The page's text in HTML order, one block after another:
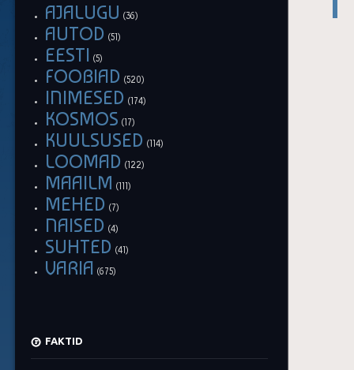
AJALUGU (36)
AUTOD (51)
EESTI (5)
FOOBIAD (520)
INIMESED (174)
KOSMOS (17)
KUULSUSED (114)
LOOMAD (122)
MAAILM (111)
MEHED (7)
NAISED (4)
SUHTED (41)
VARIA (675)
FAKTID